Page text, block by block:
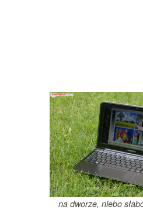
na dworze, niebo